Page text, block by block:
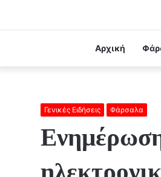
Αρχική
Γενικές Ειδήσεις Φάρσαλα